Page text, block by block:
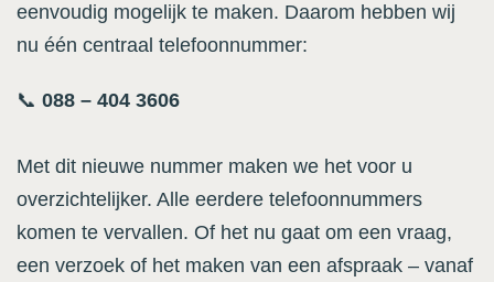
eenvoudig mogelijk te maken. Daarom hebben wij
nu één centraal telefoonnummer:
📞 088 – 404 3606
Met dit nieuwe nummer maken we het voor u
overzichtelijker. Alle eerdere telefoonnummers
komen te vervallen. Of het nu gaat om een vraag,
een verzoek of het maken van een afspraak – vanaf